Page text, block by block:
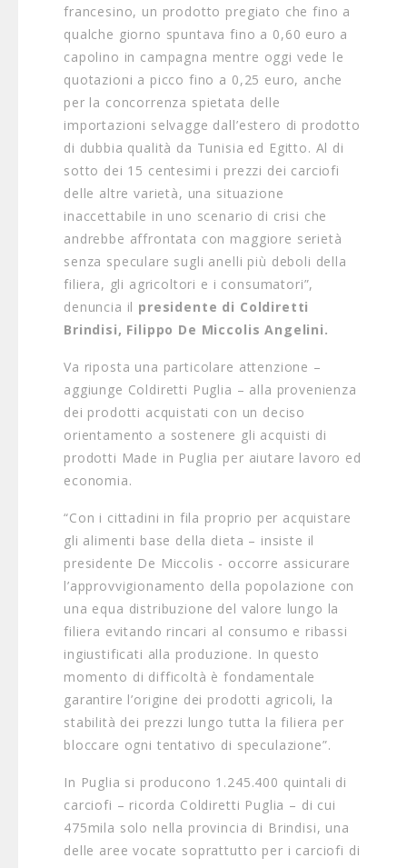
francesino, un prodotto pregiato che fino a
qualche giorno spuntava fino a 0,60 euro a
capolino in campagna mentre oggi vede le
quotazioni a picco fino a 0,25 euro, anche
per la concorrenza spietata delle
importazioni selvagge dall’estero di prodotto
di dubbia qualità da Tunisia ed Egitto. Al di
sotto dei 15 centesimi i prezzi dei carciofi
delle altre varietà, una situazione
inaccettabile in uno scenario di crisi che
andrebbe affrontata con maggiore serietà
senza speculare sugli anelli più deboli della
filiera, gli agricoltori e i consumatori”,
denuncia il presidente di Coldiretti
Brindisi, Filippo De Miccolis Angelini.
Va riposta una particolare attenzione –
aggiunge Coldiretti Puglia – alla provenienza
dei prodotti acquistati con un deciso
orientamento a sostenere gli acquisti di
prodotti Made in Puglia per aiutare lavoro ed
economia.
“Con i cittadini in fila proprio per acquistare
gli alimenti base della dieta – insiste il
presidente De Miccolis - occorre assicurare
l’approvvigionamento della popolazione con
una equa distribuzione del valore lungo la
filiera evitando rincari al consumo e ribassi
ingiustificati alla produzione. In questo
momento di difficoltà è fondamentale
garantire l’origine dei prodotti agricoli, la
stabilità dei prezzi lungo tutta la filiera per
bloccare ogni tentativo di speculazione”.
In Puglia si producono 1.245.400 quintali di
carciofi – ricorda Coldiretti Puglia – di cui
475mila solo nella provincia di Brindisi, una
delle aree vocate soprattutto per i carciofi di